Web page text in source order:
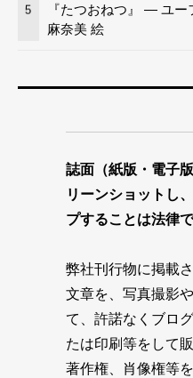
5
『たつおねつ』 — ユ
麻奈美 絵
誌面（紙版・電子
リーンショットし
プすることは法律
弊社刊行物に掲載
文章を、写真撮影
て、許諾なくブロ
たは印刷等をして
著作権、肖像権等